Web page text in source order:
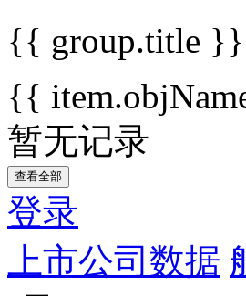
{{ group.title }}
{{
暂无记录
查看全部
登录
上市公司数据